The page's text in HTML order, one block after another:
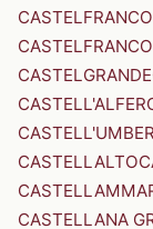
CASTELGRANDE
CASTELLALTO
CASTELLANA